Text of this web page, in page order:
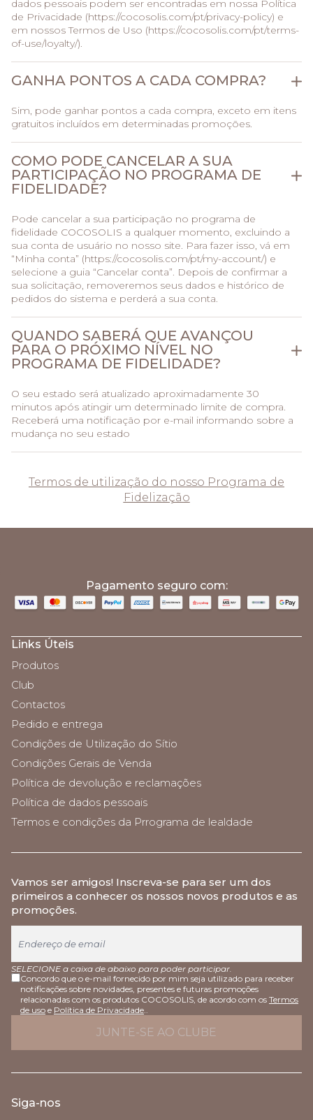
dados pessoais podem ser encontradas em nossa Política
de Privacidade (https://cocosolis.com/pt/privacy-policy) e
em nossos Termos de Uso (https://cocosolis.com/pt/terms-
of-use/loyalty/).
GANHA PONTOS A CADA COMPRA?
Sim, pode ganhar pontos a cada compra, exceto em itens
gratuitos incluídos em determinadas promoções.
COMO PODE CANCELAR A SUA
PARTICIPAÇÃO NO PROGRAMA DE
FIDELIDADE?
Pode cancelar a sua participação no programa de
fidelidade COCOSOLIS a qualquer momento, excluindo a
sua conta de usuário no nosso site. Para fazer isso, vá em
“Minha conta” (https://cocosolis.com/pt/my-account/) e
selecione a guia “Cancelar conta”. Depois de confirmar a
sua solicitação, removeremos seus dados e histórico de
pedidos do sistema e perderá a sua conta.
QUANDO SABERÁ QUE AVANÇOU
PARA O PRÓXIMO NÍVEL NO
PROGRAMA DE FIDELIDADE?
O seu estado será atualizado aproximadamente 30
minutos após atingir um determinado limite de compra.
Receberá uma notificação por e-mail informando sobre a
mudança no seu estado
Termos de utilização do nosso Programa de
Fidelização
Pagamento seguro com:
Links Úteis
Produtos
Club
Contactos
Pedido e entrega
Condições de Utilização do Sítio
Condições Gerais de Venda
Política de devolução e reclamações
Política de dados pessoais
Termos e condições da Prrograma de lealdade
Vamos ser amigos! Inscreva-se para ser um dos
primeiros a conhecer os nossos novos produtos e as
promoções.
SELECIONE a caixa de abaixo para poder participar.
Concordo que o e-mail fornecido por mim seja utilizado para receber
notificações sobre novidades, presentes e futuras promoções
relacionadas com os produtos COCOSOLIS, de acordo com os Termos
de uso e Política de Privacidade..
Siga-nos